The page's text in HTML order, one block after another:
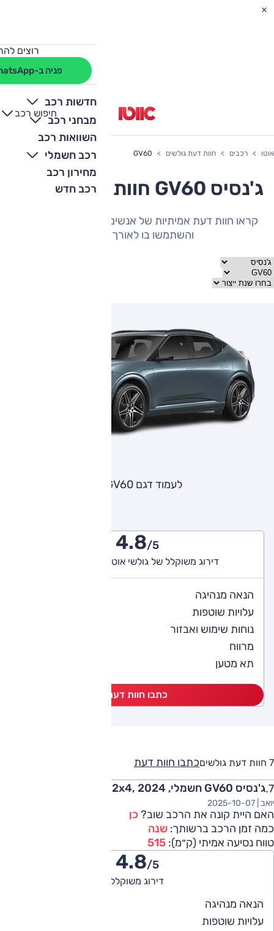
רוצים
פניה ב-WhatsApp
חדשות רכב
מבחני רכב
השוואות רכב
רכב חשמלי
מחירון רכב
רכב חדש
חיפוש רכב
+
-
אוטו רכבים חוות דעת גולשים GV60
ג'נסיס GV60 חוות דעת גולשים
קראו חוות דעת אמיתיות של אנשים שהיה להם את הרכב
והשתמשו בו לאורך תקופה
לעמוד דגם GV60
4.8/5
דירוג משוקלל של גולשי אוטו (7 חוות דעת)
הנאה מנהיגה
עלויות שוטפות
נוחות שימוש ואבזור
מרווח
תא מטען
כתבו חוות דעת
7 חוות דעת גולשים כתבו חוות דעת
ג'נסיס GV60 חשמלי, Premium, 2x4, 2024
יואב | 2025-10-07
האם היית קונה את הרכב שוב? כן
כמה זמן הרכב ברשותך: שנה
טווח נסיעה אמיתי (ק״מ): 515
4.8/5
דירוג משוקלל
הנאה מנהיגה
עלויות שוטפות